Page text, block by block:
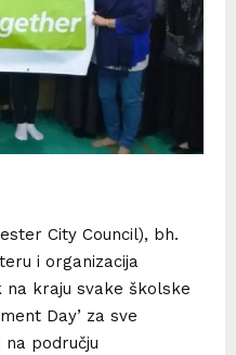
City Council), bh.
i organizacija
na kraju svake školske
Day’ za sve
području